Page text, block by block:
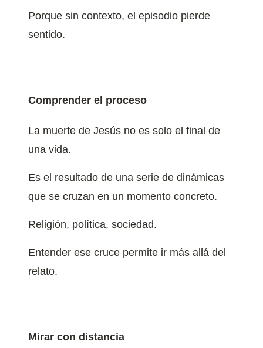
Porque sin contexto, el episodio pierde
sentido.
Comprender el proceso
La muerte de Jesús no es solo el final de
una vida.
Es el resultado de una serie de dinámicas
que se cruzan en un momento concreto.
Religión, política, sociedad.
Entender ese cruce permite ir más allá del
relato.
Mirar con distancia